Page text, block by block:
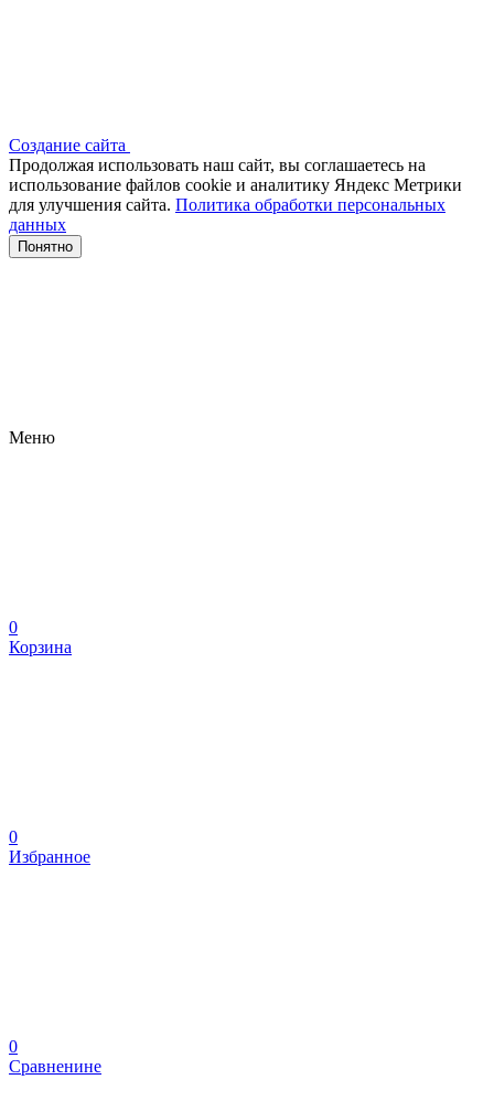
Создание сайта
Продолжая использовать наш сайт, вы соглашаетесь на
использование файлов сооkіе и аналитику Яндекс Метрики
для улучшения сайта. Политика обработки персональных
данных
Понятно
Меню
0
Корзина
0
Избранное
0
Сравненине